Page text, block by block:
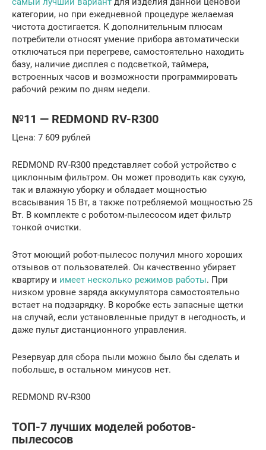
категории, но при ежедневной процедуре желаемая
чистота достигается. К дополнительным плюсам
потребители относят умение прибора автоматически
отключаться при перегреве, самостоятельно находить
базу, наличие дисплея с подсветкой, таймера,
встроенных часов и возможности программировать
рабочий режим по дням недели.
№11 — REDMOND RV-R300
Цена: 7 609 рублей
REDMOND RV-R300 представляет собой устройство с
циклонным фильтром. Он может проводить как сухую,
так и влажную уборку и обладает мощностью
всасывания 15 Вт, а также потребляемой мощностью 25
Вт. В комплекте с роботом-пылесосом идет фильтр
тонкой очистки.
Этот моющий робот-пылесос получил много хороших
отзывов от пользователей. Он качественно убирает
квартиру и имеет несколько режимов работы. При
низком уровне заряда аккумулятора самостоятельно
встает на подзарядку. В коробке есть запасные щетки
на случай, если установленные придут в негодность, и
даже пульт дистанционного управления.
Резервуар для сбора пыли можно было бы сделать и
побольше, в остальном минусов нет.
REDMOND RV-R300
ТОП-7 лучших моделей роботов-
пылесосов